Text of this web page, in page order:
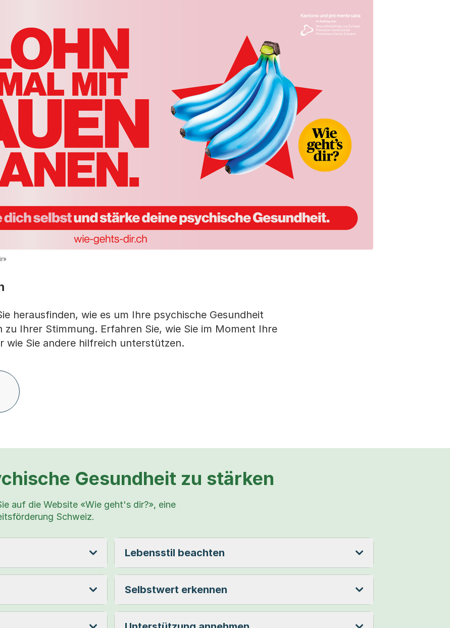
herausfinden, wie es um Ihre psychische Gesundheit
Ihrer Stimmung. Erfahren Sie, wie Sie im Moment Ihre
wie Sie andere hilfreich unterstützen.
Gesundheit zu stärken
auf die Website «Wie geht's dir?», eine
Schweiz.
Lebensstil beachten
Selbstwert erkennen